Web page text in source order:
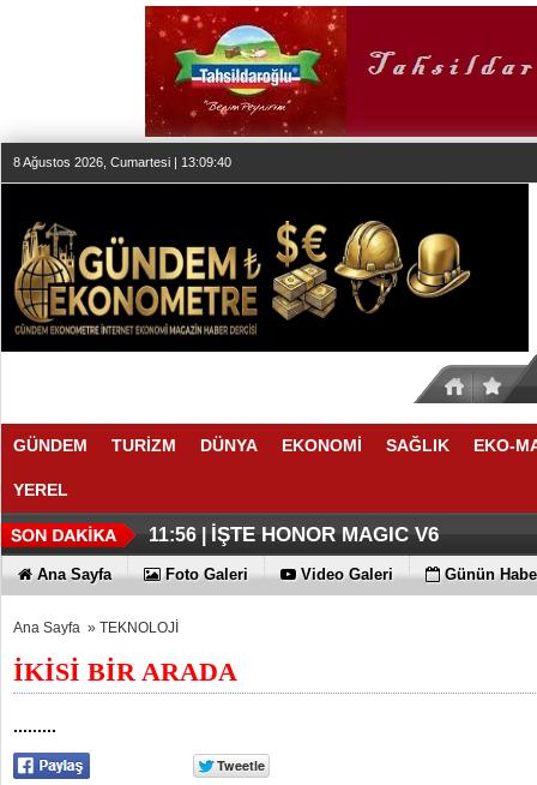
8 Ağustos 2026, Cumartesi | 13:09:41
GÜNDEM TURİZM DÜNYA EKONOMİ SAĞLIK EKO-
YEREL
12:17 |THY REKOR KIRMAYI SEVİYOR
12:02 |ÖZEL FİYATLARLA GELDİLER
11:56 | İŞTE HONOR MAGIC V6
11:53 |TECNO'DA YENİLİKLER VAR
Ana Sayfa Foto Galeri Video Galeri Günün
Ana Sayfa » TEKNOLOJİ
İKİSİ BİR ARADA
.........